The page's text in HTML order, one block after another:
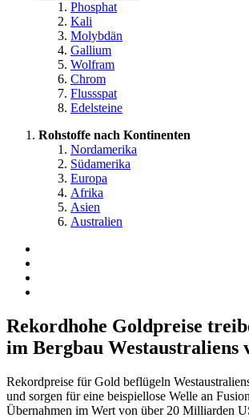
Phosphat
Kali
Molybdän
Gallium
Wolfram
Chrom
Flussspat
Edelsteine
Rohstoffe nach Kontinenten
Nordamerika
Südamerika
Europa
Afrika
Asien
Australien
Rekordhohe Goldpreise
im Bergbau Westaustraliens
Rekordpreise für Gold beflügeln
und sorgen für eine beispiellose Welle an
Übernahmen im Wert von über 20 Milliarden